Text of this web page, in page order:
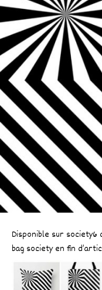
Disponible sur society6
bag society en fin